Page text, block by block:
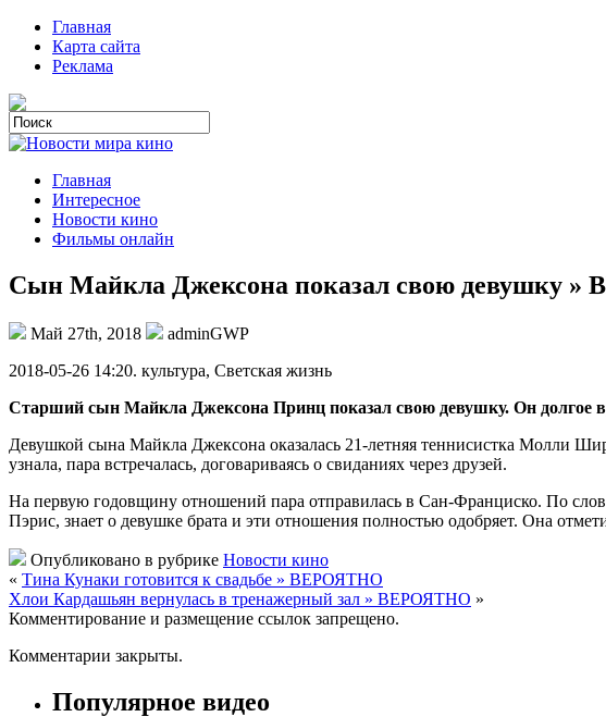
Главная
Карта сайта
Реклама
Главная
Интересное
Новости кино
Фильмы онлайн
Сын Майкла Джексона показал свою девушку
Май 27th, 2018
adminGWP
2018-05-26 14:20. культурa, Светская жизнь
Старший сын Майкла Джексона Принц показал свою девушку. Он долгое
Девушкой сына Майкла Джексона оказалась 21-летняя теннисистка Молли
узнала, пара встречалась, договариваясь о свиданиях через друзей.
На первую годовщину отношений пара отправилась в Сан-Франциско. По
Пэрис, знает о девушке брата и эти отношения полностью одобряет. Она
Опубликовано в рубрике Новости кино
« Тина Кунаки готовится к свадьбе » ВЕРОЯТНО
Хлои Кардашьян вернулась в тренажерный зал » ВЕРОЯТНО »
Комментирование и размещение ссылок запрещено.
Комментарии закрыты.
Популярное видео